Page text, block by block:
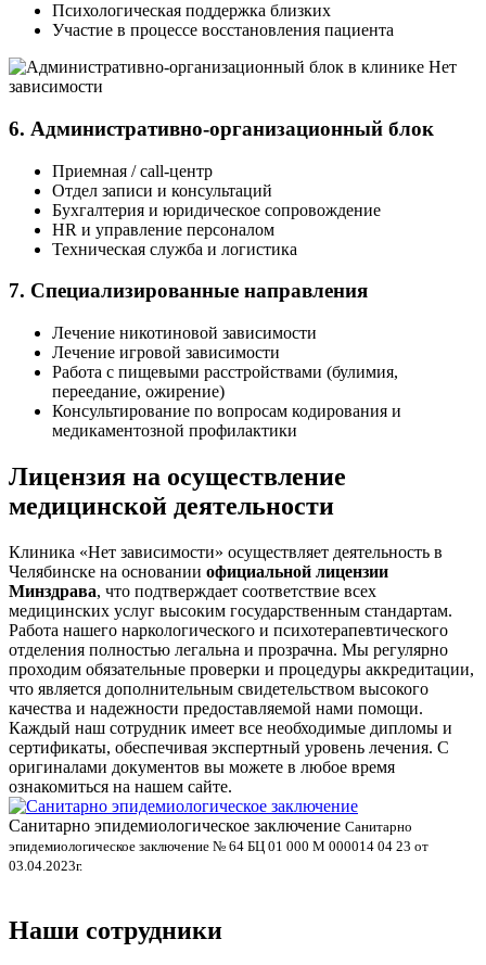
Психологическая поддержка близких
Участие в процессе восстановления пациента
6. Административно-организационный блок
Приемная / call-центр
Отдел записи и консультаций
Бухгалтерия и юридическое сопровождение
HR и управление персоналом
Техническая служба и логистика
7. Специализированные направления
Лечение никотиновой зависимости
Лечение игровой зависимости
Работа с пищевыми расстройствами (булимия,
переедание, ожирение)
Консультирование по вопросам кодирования и
медикаментозной профилактики
Лицензия на осуществление
медицинской деятельности
Клиника «Нет зависимости» осуществляет деятельность в
Челябинске на основании официальной лицензии
Минздрава, что подтверждает соответствие всех
медицинских услуг высоким государственным стандартам.
Работа нашего наркологического и психотерапевтического
отделения полностью легальна и прозрачна. Мы регулярно
проходим обязательные проверки и процедуры аккредитации,
что является дополнительным свидетельством высокого
качества и надежности предоставляемой нами помощи.
Каждый наш сотрудник имеет все необходимые дипломы и
сертификаты, обеспечивая экспертный уровень лечения. С
оригиналами документов вы можете в любое время
ознакомиться на нашем сайте.
Санитарно эпидемиологическое заключение Санитарно
эпидемиологическое заключение № 64 БЦ 01 000 М 000014 04 23 от
03.04.2023г.
Наши сотрудники